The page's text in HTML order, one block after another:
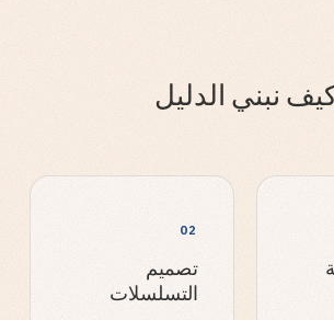
نبني الدليل
02
تصميم
التسلسلات